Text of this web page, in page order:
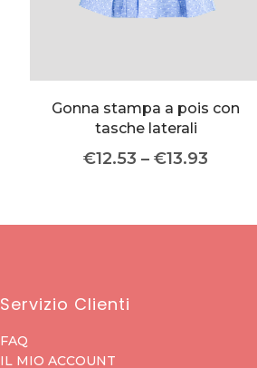
Gonna stampa a pois con
tasche laterali
€12.53 –€13.93
Servizio Clienti
FAQ
IL MIO ACCOUNT